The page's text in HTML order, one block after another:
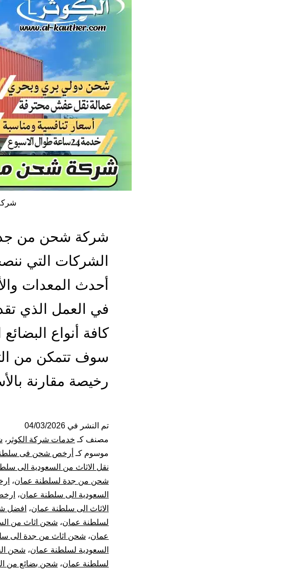
شركة شحن من
الشركات التي
أحدث المعدات
في العمل الذي
كافة أنواع
سوف تتمكن من
رخيصة مقارنة
تم النشر في 04/03/2026
مصنف كـ خدمات شركة الكوثر ،
موسوم كـ أرخص شحن فى
نقل الاثاث من السعودية الى
شحن من جدة لسلطنة عمان،
السعودية الى سلطنة عمان،
الاثاث الى سلطنة عمان، افضل
لسلطنة عمان، شحن اثاث من
عمان، شحن اثاث من جدة الى
السعودية لسلطنة عمان، شحن
لسلطنة عمان، شحن بضائع من